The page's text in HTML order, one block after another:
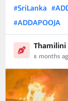
#SriLanka
#ADDAPOOJA
Thamilini
8 months